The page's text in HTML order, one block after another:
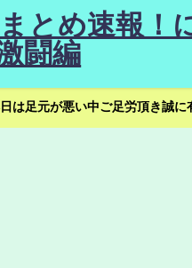
とめ速報！
闘編
足元が悪い中ご足労頂き誠に